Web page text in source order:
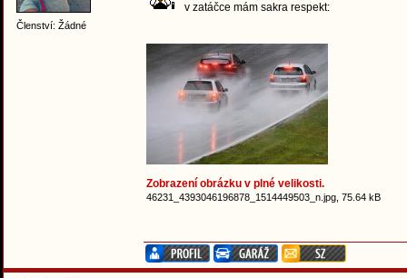
Členství: Žádné
v zatáčce mám sakra respekt:
Zobrazení obrázku v plné velikosti.
46231_4393046196878_1514449503_n.jpg, 75.64 kB